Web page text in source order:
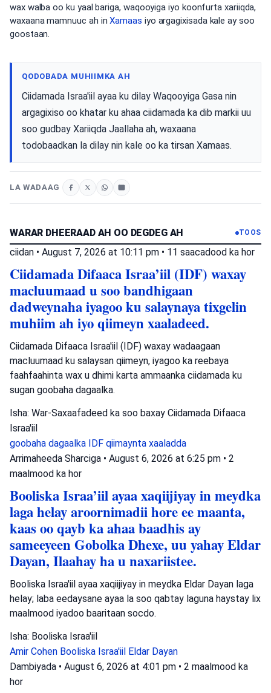
wax walba oo ku yaal bariga, waqooyiga iyo koonfurta xariiqda,
waxaana mamnuuc ah inXamaas iyo argagixisada kale ay soo
goostaan.
QODOBADA MUHIIMKA AH
Ciidamada Israa'iil ayaa ku dilay Waqooyiga Gasa nin
argagixiso oo khatar ku ahaa ciidamada ka dib markii uu
soo gudbay Xariiqda Jaallaha ah, waxaana
todobaadkan la dilay nin kale oo ka tirsan Xamaas.
LA WADAAG
WARAR DHEERAAD AH OO DEGDEG AH TOOS
ciidan • August 7, 2026 at 10:11 pm • 11 saacadood ka hor
Ciidamada Difaaca Israa’iil (IDF) waxay
macluumaad u soo bandhigaan
dadweynaha iyagoo ku salaynaya tixgelin
muhiim ah iyo qiimeyn xaaladeed.
Ciidamada Difaaca Israa'iil (IDF) waxay wadaagaan
macluumaad ku salaysan qiimeyn, iyagoo ka reebaya
faahfaahinta wax u dhimi karta ammaanka ciidamada ku
sugan goobaha dagaalka.
Isha: War-Saxaafadeed ka soo baxay Ciidamada Difaaca
Israa'iil
goobaha dagaalka IDF qiimaynta xaaladda
Arrimaheeda Sharciga • August 6, 2026 at 6:25 pm • 2
maalmood ka hor
Booliska Israa’iil ayaa xaqiijiyay in meydka
laga helay aroornimadii hore ee maanta,
kaas oo qayb ka ahaa baadhis ay
sameeyeen Gobolka Dhexe, uu yahay Eldar
Dayan, Ilaahay ha u naxariistee.
Booliska Israa'iil ayaa xaqiijiyay in meydka Eldar Dayan laga
helay; laba eedaysane ayaa la soo qabtay laguna haystay lix
maalmood iyadoo baaritaan socdo.
Isha: Booliska Israa'iil
Amir Cohen Booliska Israa'iil Eldar Dayan
Dambiyada • August 6, 2026 at 4:01 pm • 2 maalmood ka
hor